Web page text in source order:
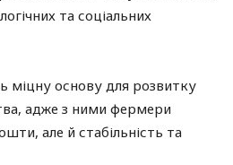
та соціальних
міцну основу для розвитку
адже з ними фермери
але й стабільність та